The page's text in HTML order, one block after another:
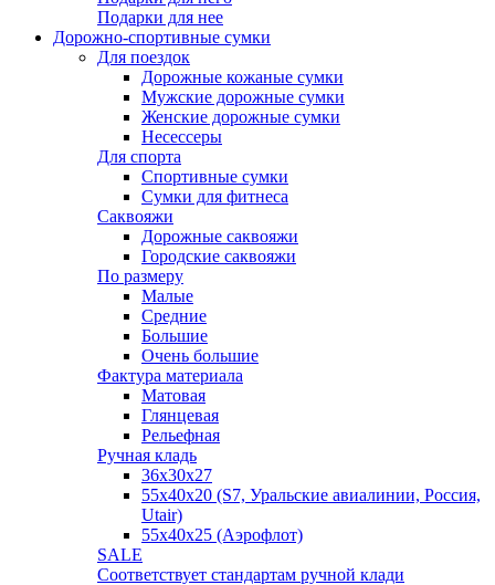
Подарки для нее
Дорожно-спортивные сумки
Для поездок
Дорожные кожаные сумки
Мужские дорожные сумки
Женские дорожные сумки
Несессеры
Для спорта
Спортивные сумки
Сумки для фитнеса
Саквояжи
Дорожные саквояжи
Городские саквояжи
По размеру
Малые
Средние
Большие
Очень большие
Фактура материала
Матовая
Глянцевая
Рельефная
Ручная кладь
36х30x27
55х40х20 (S7, Уральские авиалинии, Россия,
Utair)
55х40х25 (Аэрофлот)
SALE
Соответствует стандартам ручной клади